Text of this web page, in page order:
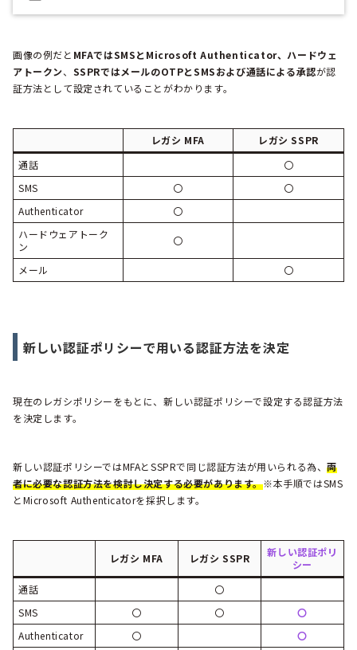
画像の例だと MFAではSMSとMicrosoft Authenticator、ハードウェ
アトークン、 SSPRではメールのOTPとSMSおよび通話による承認が認
証方法として設定されていることがわかります。
レガシ MFA
レガシ SSPR
通話
〇
SMS
〇
〇
Authenticator
〇
ハードウェアトーク
ン
〇
メール 〇
新しい認証ポリシーで用いる認証方法を決定
現在のレガシポリシーをもとに、新しい認証ポリシーで設定する認証方法
を決定します。
新しい認証ポリシーではMFAとSSPRで同じ認証方法が用いられる為、両
者に必要な認証方法を検討し決定する必要があります。※本手順ではSMS
とMicrosoft Authenticatorを採択します。
レガシ MFA レガシ SSPR
新しい認証ポリ
シー
通話
〇
SMS
〇 〇
〇
Authenticator
〇 〇